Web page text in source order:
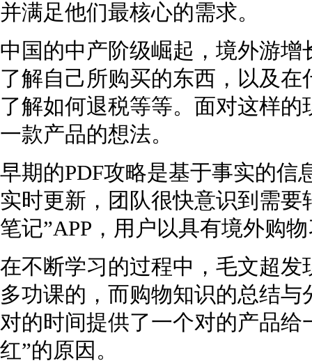
并满足他们最核心的需求。
中国的中产阶级崛起，境外游
了解自己所购买的东西，以及
了解如何退税等等。面对这样
一款产品的想法。
早期的PDF攻略是基于事实的信
实时更新，团队很快意识到需
笔记”APP，用户以具有境外购
在不断学习的过程中，毛文超
多功课的，而购物知识的总结
对的时间提供了一个对的产品
红”的原因。